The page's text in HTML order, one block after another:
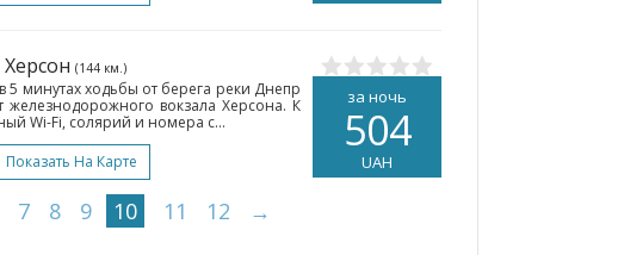
за ночь
504
UAH
Херсон (144 км.)
5 минутах ходьбы от берега реки Днепр
железнодорожного вокзала Херсона. К
Wi-Fi, солярий и номера с...
Показать На Карте
7 8 9 10 11 12 →